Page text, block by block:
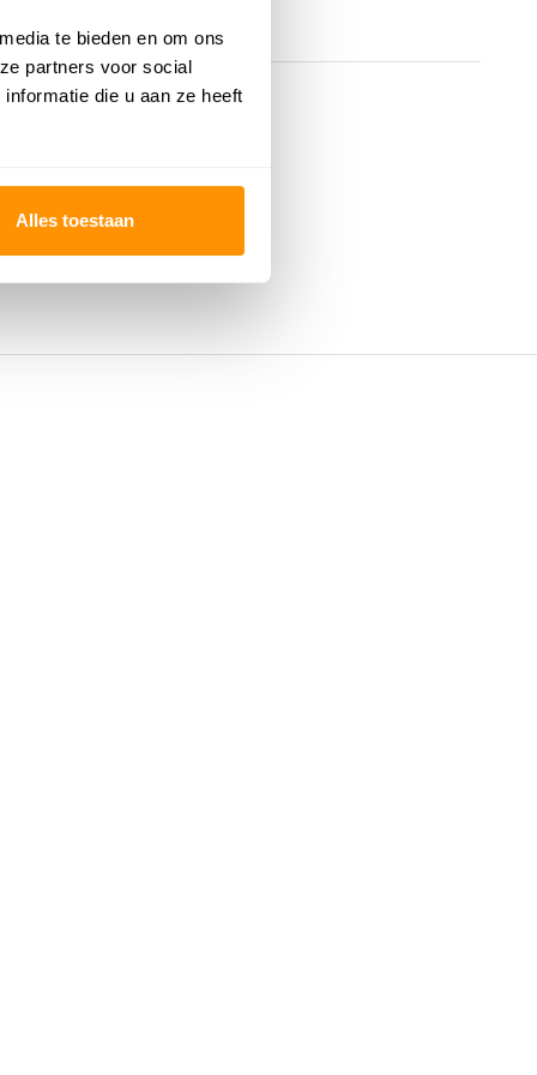
te bieden en om ons
partners voor social
die u aan ze heeft
Alles toestaan